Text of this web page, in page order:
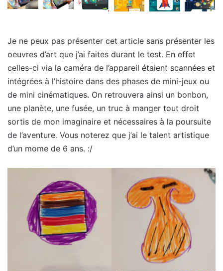
Je ne peux pas présenter cet article sans présenter les
oeuvres d’art que j’ai faites durant le test. En effet
celles-ci via la caméra de l’appareil étaient scannées et
intégrées à l’histoire dans des phases de mini-jeux ou
de mini cinématiques. On retrouvera ainsi un bonbon,
une planète, une fusée, un truc à manger tout droit
sortis de mon imaginaire et nécessaires à la poursuite
de l’aventure. Vous noterez que j’ai le talent artistique
d’un mome de 6 ans. :/